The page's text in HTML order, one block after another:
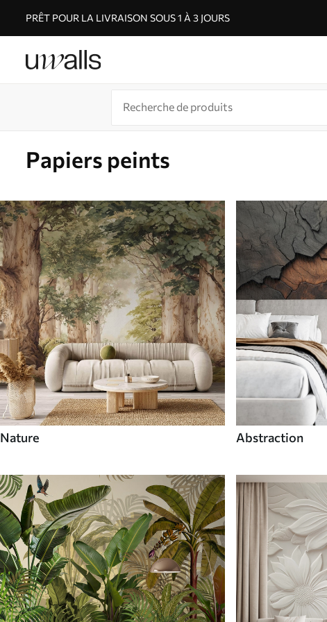
PRÊT POUR LA LIVRAISON SOUS 1 À 3 JOURS
Papiers peints
Nature Abstraction